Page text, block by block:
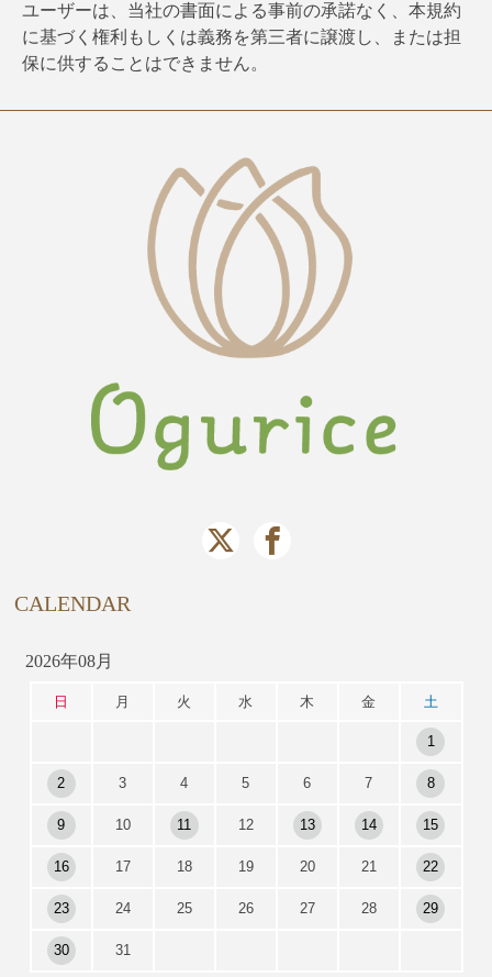
ユーザーは、当社の書面による事前の承諾なく、本規約
に基づく権利もしくは義務を第三者に譲渡し、または担
保に供することはできません。
CALENDAR
2026年08月
日 月 火 水 木 金 土
1
2 3 4 5 6 7 8
9 10 11 12 13 14 15
16 17 18 19 20 21 22
23 24 25 26 27 28 29
30 31